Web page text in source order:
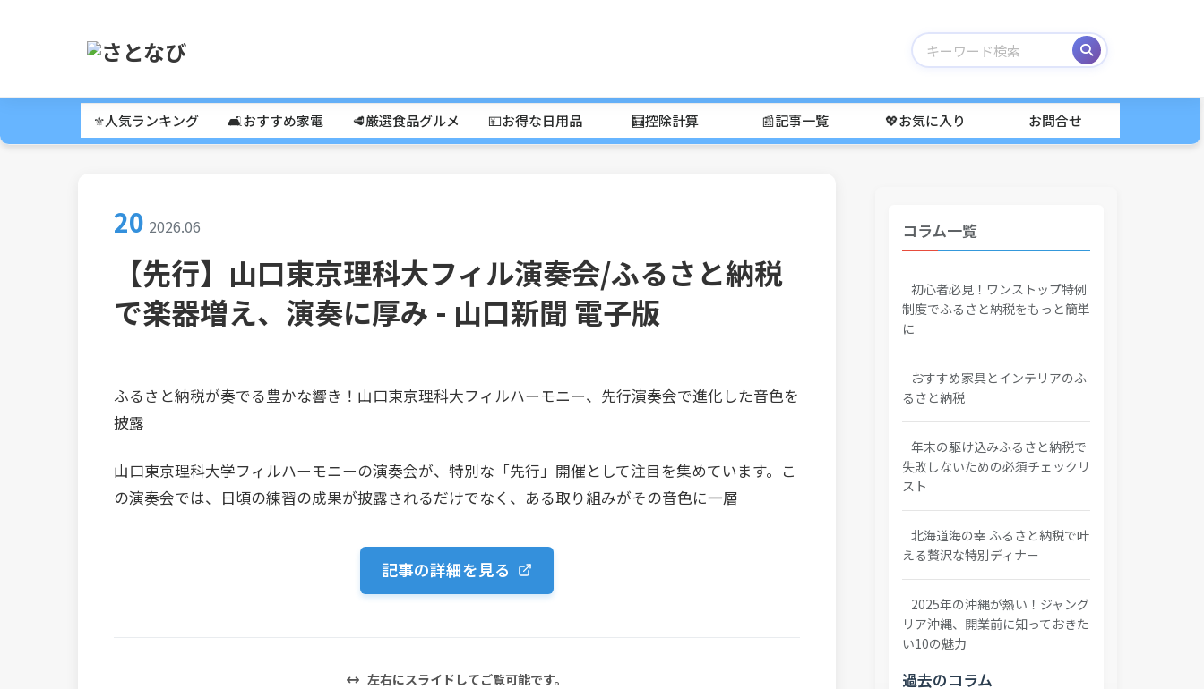
⚜️人気ランキング 🛋️おすすめ家電 🥩厳選食品グルメ 💴お得な日用品 🧮控除計算 📰記事一覧 💖お気に入り お問合せ
20 2026.06
【先行】山口東京理科大フィル演奏会/ふるさと納税
で楽器増え、演奏に厚み - 山口新聞 電子版
ふるさと納税が奏でる豊かな響き！山口東京理科大フィルハーモニー、先行演奏会で進化した音色を
披露
山口東京理科大学フィルハーモニーの演奏会が、特別な「先行」開催として注目を集めています。こ
の演奏会では、日頃の練習の成果が披露されるだけでなく、ある取り組みがその音色に一層
記事の詳細を見る
左右にスライドしてご覧可能です。
コラム一覧
初心者必見！ワンストップ特例
制度でふるさと納税をもっと簡単
に
おすすめ家具とインテリアのふ
るさと納税
年末の駆け込みふるさと納税で
失敗しないための必須チェックリ
スト
北海道海の幸 ふるさと納税で叶
える贅沢な特別ディナー
2025年の沖縄が熱い！ジャング
リア沖縄、開業前に知っておきた
い10の魅力
過去のコラム